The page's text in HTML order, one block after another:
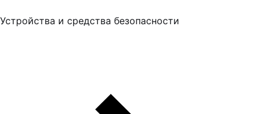
Устройства и средства безопасности